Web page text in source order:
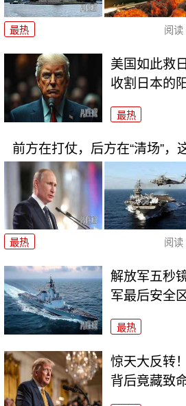
最热 阅读
美国如此救
收割日本的
最热
前方在打仗，后方在“清场”，
最热 阅读
解放军五秒
军最后安全
最热
惊天大反转
背后竟藏致